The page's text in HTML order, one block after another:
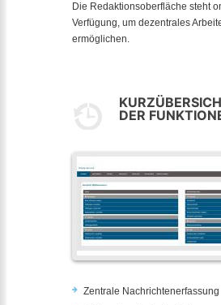
Die Redaktionsoberfläche steht
Verfügung, um dezentrales
ermöglichen.
DER
Zentrale Nachrichtenerfassung